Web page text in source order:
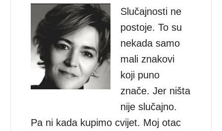
Slučajnosti ne
postoje. To su
nekada samo
mali znakovi
koji puno
znače. Jer ništa
nije slučajno.
Pa ni kada kupimo cvijet. Moj otac